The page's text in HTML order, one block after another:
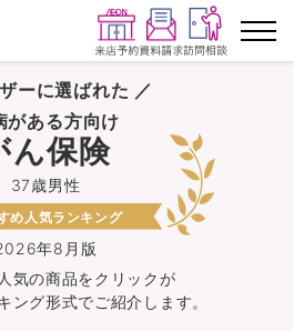
グから探す
較する
ら探す
ド会員さま専用保険
ーに選ばれた ／
年8月版
37歳男性
がある方向け
ん保険
め人気ランキング
気の商品をクリックが
ング形式でご紹介します。